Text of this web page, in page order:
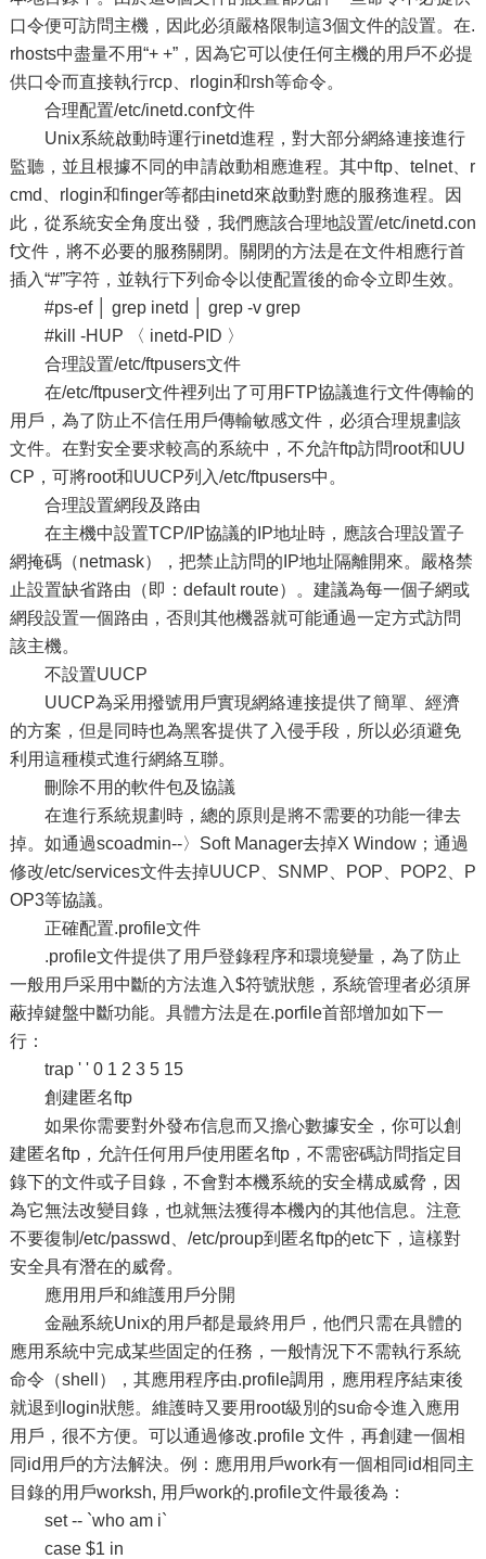
口令便可訪問主機，因此必須嚴格限制這3個文件的設置。在.
rhosts中盡量不用“+ +”，因為它可以使任何主機的用戶不必提
供口令而直接執行rcp、rlogin和rsh等命令。
合理配置/etc/inetd.conf文件
Unix系統啟動時運行inetd進程，對大部分網絡連接進行
監聽，並且根據不同的申請啟動相應進程。其中ftp、telnet、r
cmd、rlogin和finger等都由inetd來啟動對應的服務進程。因
此，從系統安全角度出發，我們應該合理地設置/etc/inetd.con
f文件，將不必要的服務關閉。關閉的方法是在文件相應行首
插入“#”字符，並執行下列命令以使配置後的命令立即生效。
#ps-ef │ grep inetd │ grep -v grep
#kill -HUP 〈 inetd-PID 〉
合理設置/etc/ftpusers文件
在/etc/ftpuser文件裡列出了可用FTP協議進行文件傳輸的
用戶，為了防止不信任用戶傳輸敏感文件，必須合理規劃該
文件。在對安全要求較高的系統中，不允許ftp訪問root和UU
CP，可將root和UUCP列入/etc/ftpusers中。
合理設置網段及路由
在主機中設置TCP/IP協議的IP地址時，應該合理設置子
網掩碼（netmask），把禁止訪問的IP地址隔離開來。嚴格禁
止設置缺省路由（即：default route）。建議為每一個子網或
網段設置一個路由，否則其他機器就可能通過一定方式訪問
該主機。
不設置UUCP
UUCP為采用撥號用戶實現網絡連接提供了簡單、經濟
的方案，但是同時也為黑客提供了入侵手段，所以必須避免
利用這種模式進行網絡互聯。
刪除不用的軟件包及協議
在進行系統規劃時，總的原則是將不需要的功能一律去
掉。如通過scoadmin--〉Soft Manager去掉X Window；通過
修改/etc/services文件去掉UUCP、SNMP、POP、POP2、P
OP3等協議。
正確配置.profile文件
.profile文件提供了用戶登錄程序和環境變量，為了防止
一般用戶采用中斷的方法進入$符號狀態，系統管理者必須屏
蔽掉鍵盤中斷功能。具體方法是在.porfile首部增加如下一
行：
trap ' ' 0 1 2 3 5 15
創建匿名ftp
如果你需要對外發布信息而又擔心數據安全，你可以創
建匿名ftp，允許任何用戶使用匿名ftp，不需密碼訪問指定目
錄下的文件或子目錄，不會對本機系統的安全構成威脅，因
為它無法改變目錄，也就無法獲得本機內的其他信息。注意
不要復制/etc/passwd、/etc/proup到匿名ftp的etc下，這樣對
安全具有潛在的威脅。
應用用戶和維護用戶分開
金融系統Unix的用戶都是最終用戶，他們只需在具體的
應用系統中完成某些固定的任務，一般情況下不需執行系統
命令（shell），其應用程序由.profile調用，應用程序結束後
就退到login狀態。維護時又要用root級別的su命令進入應用
用戶，很不方便。可以通過修改.profile 文件，再創建一個相
同id用戶的方法解決。例：應用用戶work有一個相同id相同主
目錄的用戶worksh, 用戶work的.profile文件最後為：
set -- `who am i`
case $1 in